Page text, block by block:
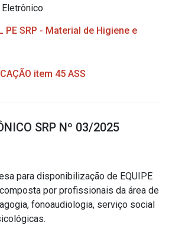
PE SRP - Material de Higiene e
item 45 ASS
SRP Nº 03/2025
para disponibilização de EQUIPE
por profissionais da área de
fonoaudiologia, serviço social